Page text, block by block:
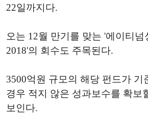
22일까지다.
오는 12월 만기를 맞는 '에이티
2018'의 회수도 주목된다.
3500억원 규모의 해당 펀드가 기
경우 적지 않은 성과보수를 확보
보인다.